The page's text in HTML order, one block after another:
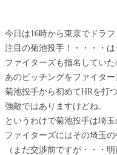
今日は16時から東京でドラフ
注目の菊池投手！・・・・
ファイターズも指名してい
あのピッチングをファイター
菊池投手から初めてHRを打
強敵ではありますけどね。
というわけで菊池投手は埼玉
ファイターズにはその埼玉
（まだ交渉前ですが・・・